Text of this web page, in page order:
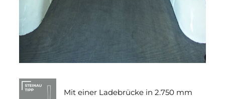
Mit einer Ladebrücke in 2.750 mm